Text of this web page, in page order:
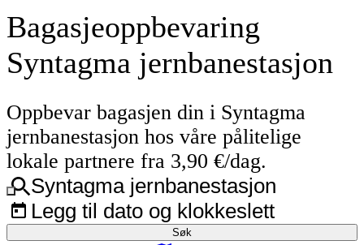
Bagasjeoppbevaring
Syntagma jernbanestasjon
Oppbevar bagasjen din i Syntagma
jernbanestasjon hos våre pålitelige
lokale partnere fra 3,90 €/dag.
Syntagma jernbanestasjon
Legg til dato og klokkeslett
Søk